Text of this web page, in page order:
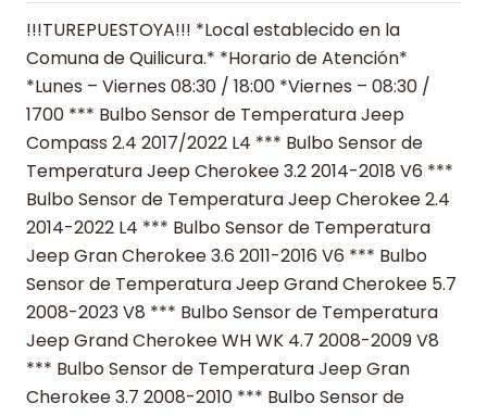
!!!TUREPUESTOYA!!! *Local establecido en la
Comuna de Quilicura.* *Horario de Atención*
*Lunes – Viernes 08:30 / 18:00 *Viernes – 08:30 /
1700 *** Bulbo Sensor de Temperatura Jeep
Compass 2.4 2017/2022 L4 *** Bulbo Sensor de
Temperatura Jeep Cherokee 3.2 2014-2018 V6 ***
Bulbo Sensor de Temperatura Jeep Cherokee 2.4
2014-2022 L4 *** Bulbo Sensor de Temperatura
Jeep Gran Cherokee 3.6 2011-2016 V6 *** Bulbo
Sensor de Temperatura Jeep Grand Cherokee 5.7
2008-2023 V8 *** Bulbo Sensor de Temperatura
Jeep Grand Cherokee WH WK 4.7 2008-2009 V8
*** Bulbo Sensor de Temperatura Jeep Gran
Cherokee 3.7 2008-2010 *** Bulbo Sensor de